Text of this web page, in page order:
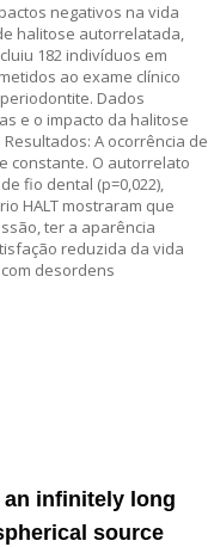
negativos na vida
halitose autorrelatada,
182 indivíduos em
ao exame clínico
Dados
e o impacto da halitose
A ocorrência de
constante. O autorrelato
fio dental (p=0,022),
HALT mostraram que
ter a aparência
reduzida da vida
desordens
infinitely long
source